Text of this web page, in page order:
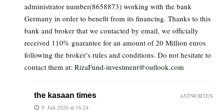
administrator number(8658873) working with the bank
Germany in order to benefit from its financing. Thanks to this
bank and broker that we contacted by email, we officially
received 110% guarantee for an amount of 20 Million euros
following the broker’s rules and conditions. Do not hesitate to
contact them at: RizaFund-investment@outlook.com
the kasaan times
9. Juli 2026 at 16:24
ANTWORTEN